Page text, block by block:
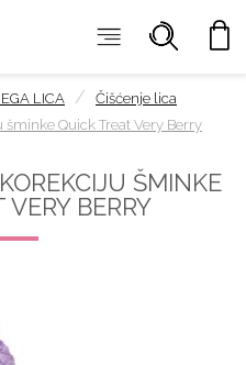
LICA
Čišćenje lica
Quick Treat Very Berry
ŠMINKE
BERRY